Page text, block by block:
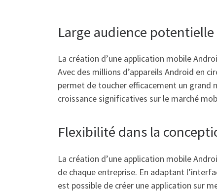
Large audience
La création d’une application mobile
Avec des millions d’appareils Android en
permet de toucher efficacement un grand
croissance significatives sur le marché
Flexibilité dans la
La création d’une application mobile
de chaque entreprise. En adaptant
est possible de créer une application sur